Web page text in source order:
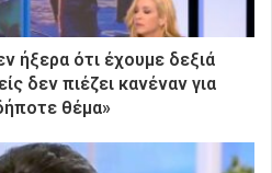
ήξερα ότι έχουμε δεξιά
δεν πιέζει κανέναν για
θέμα»